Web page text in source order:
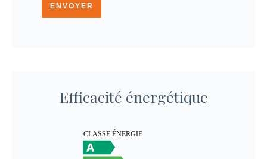
ENVOYER
Efficacité énergétique